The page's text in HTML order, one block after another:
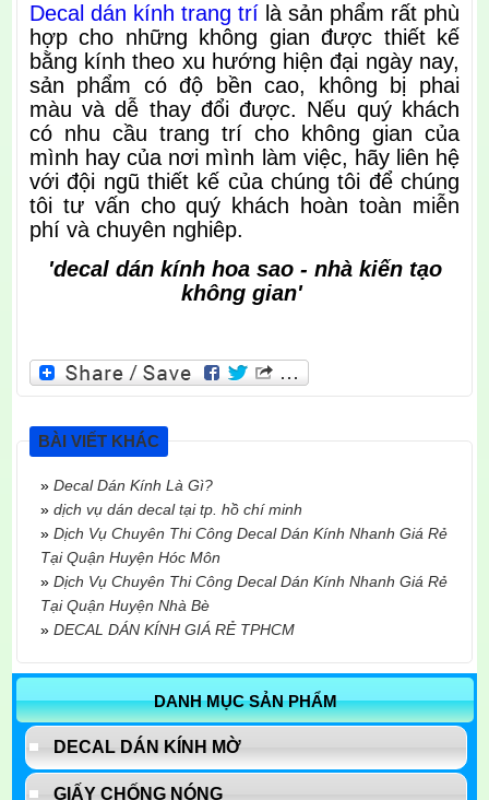
Decal dán kính trang trílà sản phẩm rất phù
hợp cho những không gian được thiết kế
bằng kính theo xu hướng hiện đại ngày nay,
sản phẩm có độ bền cao, không bị phai
màu và dễ thay đổi được. Nếu quý khách
có nhu cầu trang trí cho không gian của
mình hay của nơi mình làm việc, hãy liên hệ
với đội ngũ thiết kế của chúng tôi để chúng
tôi tư vấn cho quý khách hoàn toàn miễn
phí và chuyên nghiêp.
'decal dán kính hoa sao - nhà kiến tạo
không gian'
BÀI VIẾT KHÁC
» Decal Dán Kính Là Gì?
» dịch vụ dán decal tại tp. hồ chí minh
» Dịch Vụ Chuyên Thi Công Decal Dán Kính Nhanh Giá Rẻ
Tại Quận Huyện Hóc Môn
» Dịch Vụ Chuyên Thi Công Decal Dán Kính Nhanh Giá Rẻ
Tại Quận Huyện Nhà Bè
» DECAL DÁN KÍNH GIÁ RẺ TPHCM
DANH MỤC SẢN PHẨM
DECAL DÁN KÍNH MỜ
GIẤY CHỐNG NÓNG